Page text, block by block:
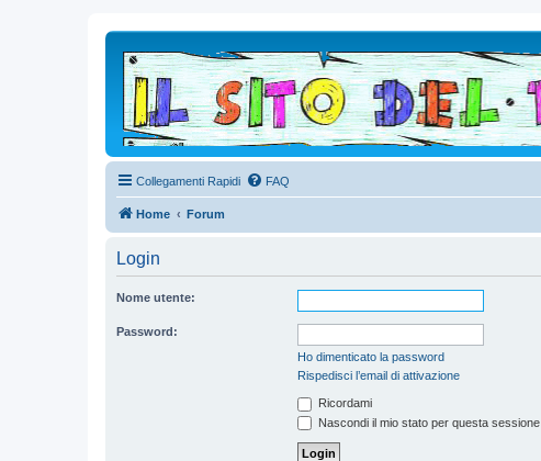
Collegamenti Rapidi FAQ
Home Forum
Login
Nome utente:
Password:
Ho dimenticato la password
Rispedisci l’email di attivazione
Ricordami
Nascondi il mio stato per questa sessione